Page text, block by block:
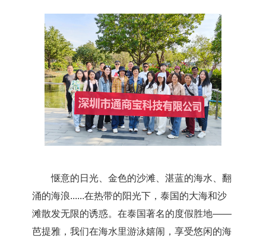
惬意的日光、金色的沙滩、湛蓝的海水、翻
涌的海浪......在热带的阳光下，泰国的大海和沙
滩散发无限的诱惑。在泰国著名的度假胜地——
芭提雅，我们在海水里游泳嬉闹，享受悠闲的海